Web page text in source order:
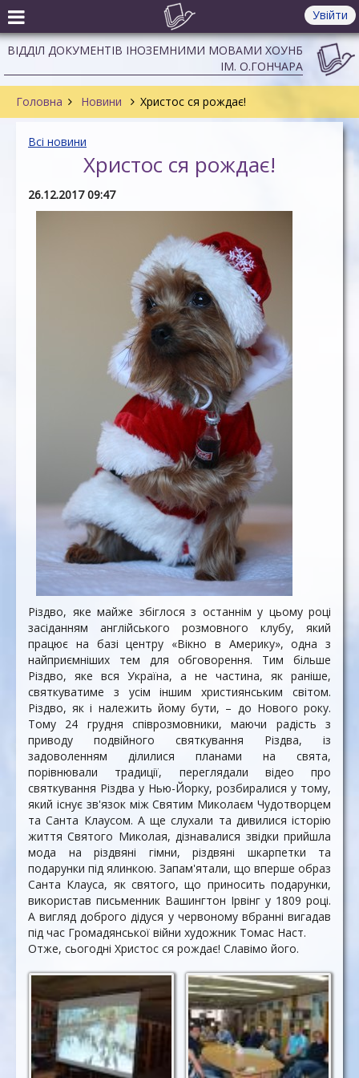
Увійти
ВІДДІЛ ДОКУМЕНТІВ ІНОЗЕМНИМИ МОВАМИ ХОУНБ
ІМ. О.ГОНЧАРА
Головна Новини Христос ся рождає!
Всі новини
Христос ся рождає!
26.12.2017 09:47
Різдво, яке майже збіглося з останнім у цьому році
засіданням англійського розмовного клубу, який
працює на базі центру «Вікно в Америку», одна з
найприємніших тем для обговорення. Тим більше
Різдво, яке вся Україна, а не частина, як раніше,
святкуватиме з усім іншим християнським світом.
Різдво, як і належить йому бути, – до Нового року.
Тому 24 грудня співрозмовники, маючи радість з
приводу подвійного святкування Різдва, із
задоволенням ділилися планами на свята,
порівнювали традиції, переглядали відео про
святкування Різдва у Нью-Йорку, розбиралися у тому,
який існує зв'язок між Святим Миколаєм Чудотворцем
та Санта Клаусом. А ще слухали та дивилися історію
життя Святого Миколая, дізнавалися звідки прийшла
мода на різдвяні гімни, різдвяні шкарпетки та
подарунки під ялинкою. Запам'ятали, що вперше образ
Санта Клауса, як святого, що приносить подарунки,
використав письменник Вашингтон Ірвінг у 1809 році.
А вигляд доброго дідуся у червоному вбранні вигадав
під час Громадянської війни художник Томас Наст.
Отже, сьогодні Христос ся рождає! Славімо його.
Різдвяна ковзанка у
Нью-Йорку
Перегляд відео про
життя Святого
Миколая